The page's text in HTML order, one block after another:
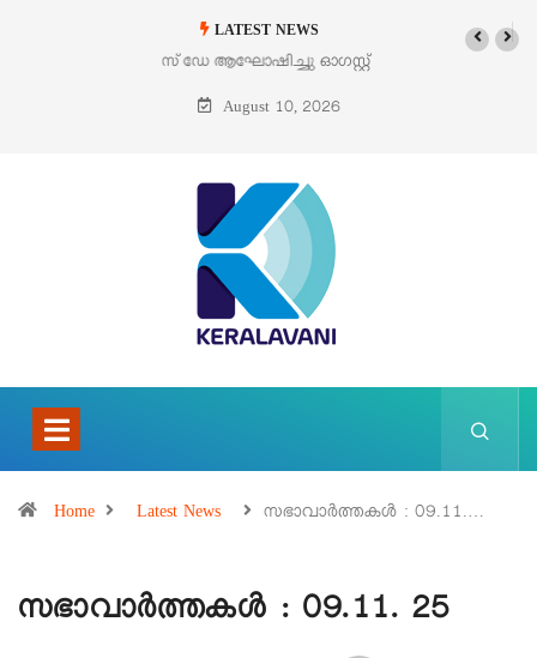
LATEST NEWS
ഓഗസ്റ്റ് 9 – വിശുദ്ധ തെരേസ ബെനഡിക്ട ഓഫ് ദ ക്രോസ് (എഡിത്ത്
സ്റ്റൈൻ)
August 10, 2026
Home Latest News സഭാവാര്‍ത്തകള്‍ : 09.11.…
സഭാവാര്‍ത്തകള്‍ : 09.11. 25